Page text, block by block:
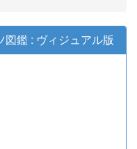
図鑑 : ヴィジュアル版